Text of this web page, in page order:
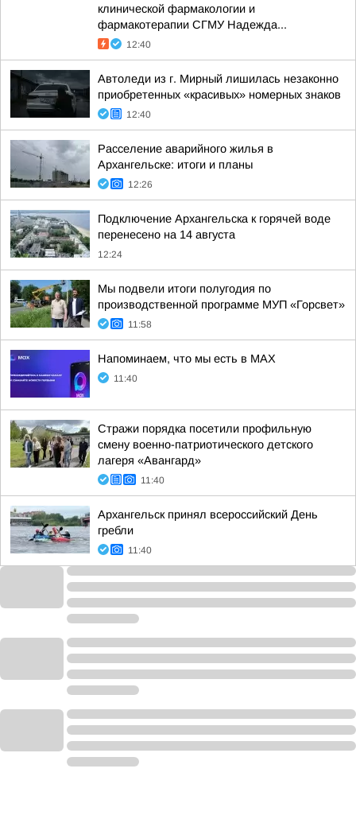
клинической фармакологии и
фармакотерапии СГМУ Надежда...
12:40
Автоледи из г. Мирный лишилась незаконно
приобретенных «красивых» номерных знаков
12:40
Расселение аварийного жилья в
Архангельске: итоги и планы
12:26
Подключение Архангельска к горячей воде
перенесено на 14 августа
12:24
Мы подвели итоги полугодия по
производственной программе МУП «Горсвет»
11:58
Напоминаем, что мы есть в МАХ
11:40
Стражи порядка посетили профильную
смену военно-патриотического детского
лагеря «Авангард»
11:40
Архангельск принял всероссийский День
гребли
11:40